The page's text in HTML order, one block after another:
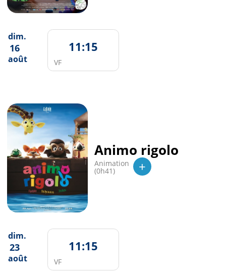
dim.
16
août
11:15
VF
Animo rigolo
Animation
(0h41) +
dim.
23
août
11:15
VF